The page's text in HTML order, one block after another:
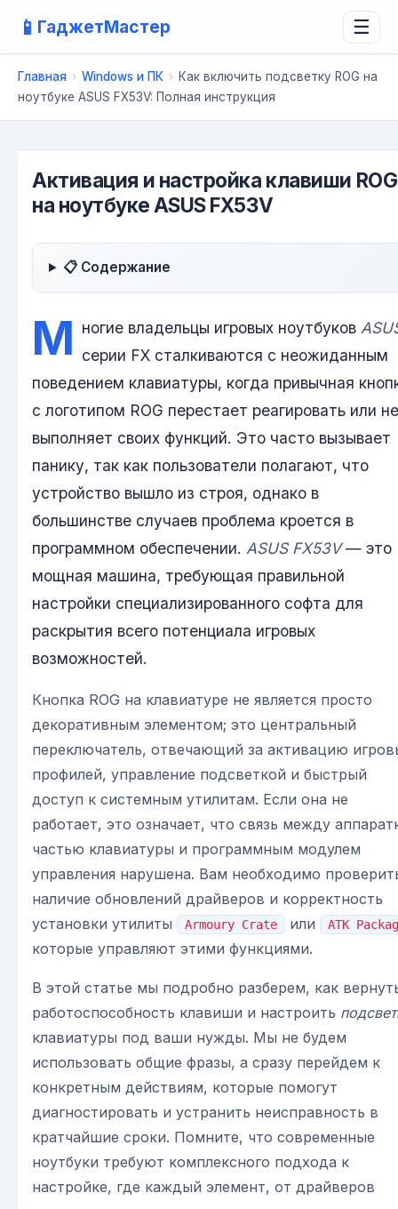
📱 ГаджетМастер ☰
Главная › Windows и ПК › Как включить подсветку ROG на
ноутбуке ASUS FX53V: Полная инструкция
Активация и настройка клавиши ROG
на ноутбуке ASUS FX53V
📋 Содержание
М ногие владельцы игровых ноутбуков
серии FX сталкиваются с неожиданным
поведением клавиатуры, когда привычная
с логотипом ROG перестает реагировать или не
выполняет своих функций. Это часто вызывает
панику, так как пользователи полагают, что
устройство вышло из строя, однако в
большинстве случаев проблема кроется в
программном обеспечении. ASUS FX53V— это
мощная машина, требующая правильной
настройки специализированного софта для
раскрытия всего потенциала игровых
возможностей.
Кнопка ROG на клавиатуре не является просто
декоративным элементом; это центральный
переключатель, отвечающий за активацию
профилей, управление подсветкой и быстрый
доступ к системным утилитам. Если она не
работает, это означает, что связь между
частью клавиатуры и программным модулем
управления нарушена. Вам необходимо
наличие обновлений драйверов и корректность
установки утилиты
Armoury Crate или ATK
которые управляют этими функциями.
В этой статье мы подробно разберем, как
работоспособность клавиши и настроить
клавиатуры под ваши нужды. Мы не будем
использовать общие фразы, а сразу перейдем к
конкретным действиям, которые помогут
диагностировать и устранить неисправность в
кратчайшие сроки. Помните, что современные
ноутбуки требуют комплексного подхода к
настройке, где каждый элемент, от драйверов